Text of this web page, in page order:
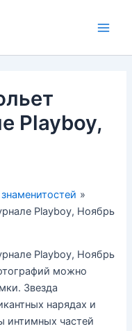
Playboy,
Playboy, Ноябрь
Playboy, Ноябрь
можно
Звезда
нарядах и
интимных частей